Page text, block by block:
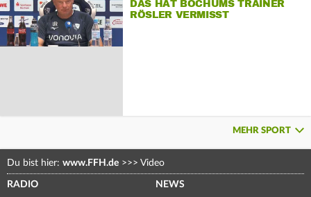
DAS HAT BOCHUMS TRAINER
RÖSLER VERMISST
MEHR SPORT
Du bist hier: www.FFH.de >>> Video
RADIO NEWS